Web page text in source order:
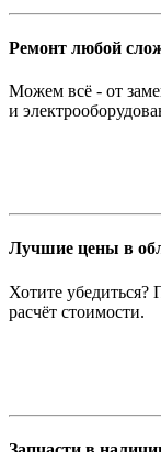
Ремонт любой
Можем всё - от
и
Лучшие цены в
Хотите
расчёт стоимости.